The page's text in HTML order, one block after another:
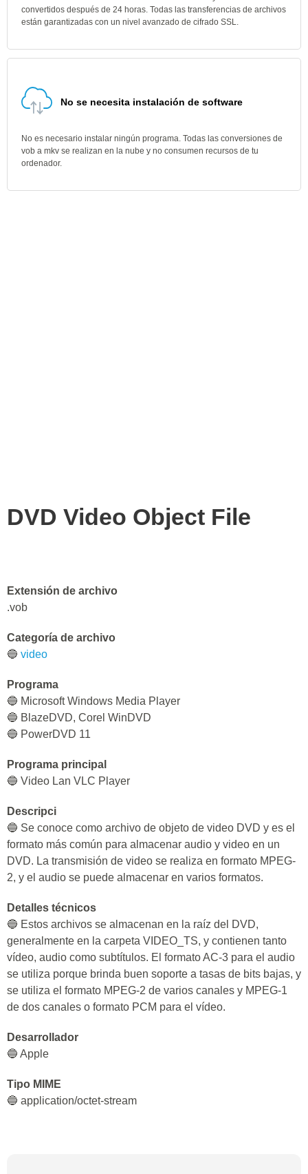
convertidos después de 24 horas. Todas las transferencias de archivos
están garantizadas con un nivel avanzado de cifrado SSL.
No se necesita instalación de software
No es necesario instalar ningún programa. Todas las conversiones de
vob a mkv se realizan en la nube y no consumen recursos de tu
ordenador.
DVD Video Object File
Extensión de archivo
.vob
Categoría de archivo
🔵 video
Programa
🔵 Microsoft Windows Media Player
🔵 BlazeDVD, Corel WinDVD
🔵 PowerDVD 11
Programa principal
🔵 Video Lan VLC Player
Descripci
🔵 Se conoce como archivo de objeto de video DVD y es el
formato más común para almacenar audio y video en un
DVD. La transmisión de video se realiza en formato MPEG-
2, y el audio se puede almacenar en varios formatos.
Detalles técnicos
🔵 Estos archivos se almacenan en la raíz del DVD,
generalmente en la carpeta VIDEO_TS, y contienen tanto
vídeo, audio como subtítulos. El formato AC-3 para el audio
se utiliza porque brinda buen soporte a tasas de bits bajas, y
se utiliza el formato MPEG-2 de varios canales y MPEG-1
de dos canales o formato PCM para el vídeo.
Desarrollador
🔵 Apple
Tipo MIME
🔵 application/octet-stream